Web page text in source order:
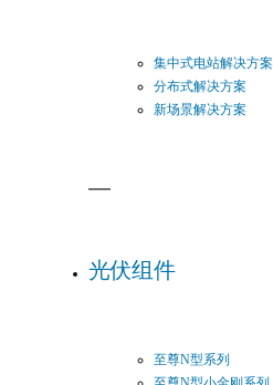
集中式电站解决方案
分布式解决方案
新场景解决方案
光伏组件
至尊N型系列